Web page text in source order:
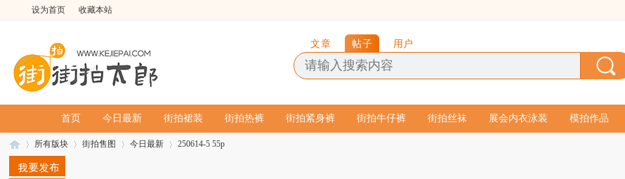
设为首页 收藏本站
文章 帖子 用户
首页 今日最新 街拍裙装 街拍热裤 街拍紧身裤 街拍牛仔裤 街拍丝袜 展会内衣泳装 模拍作品
所有版块 街拍售图 今日最新 250614-5 55p